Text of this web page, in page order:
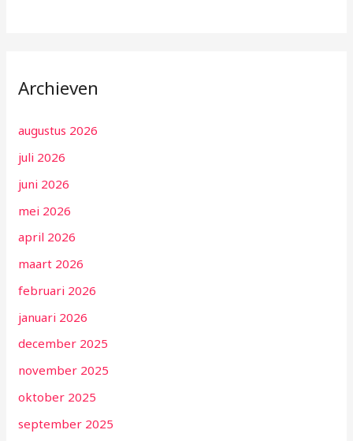
Archieven
augustus 2026
juli 2026
juni 2026
mei 2026
april 2026
maart 2026
februari 2026
januari 2026
december 2025
november 2025
oktober 2025
september 2025